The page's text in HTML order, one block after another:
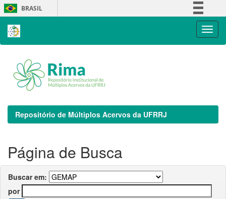
Skip
navigation
BRASIL
Repositório de Múltiplos Acervos da UFRRJ
Página de Busca
Buscar em:
por